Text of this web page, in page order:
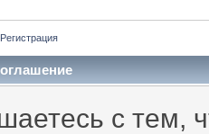
Регистрация
с тем,